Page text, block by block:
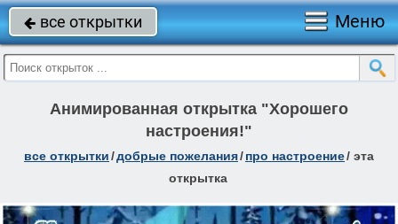
 все открытки Меню
Анимированная открытка "Хорошего
настроения!"
все открытки/добрые пожелания/про настроение/ эта
открытка